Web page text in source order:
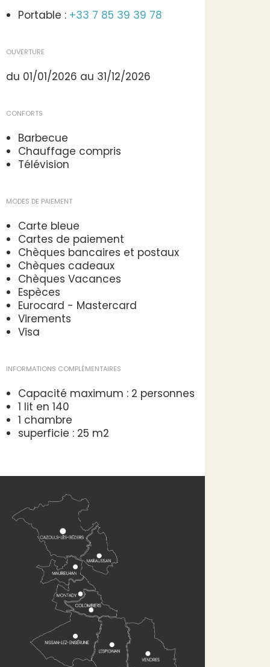
Portable : +33 7 85 39 39 78
OUVERTURE
du 01/01/2026 au 31/12/2026
CONFORTS
Barbecue
Chauffage compris
Télévision
MODES DE PAIEMENT
Carte bleue
Cartes de paiement
Chèques bancaires et postaux
Chèques cadeaux
Chèques Vacances
Espèces
Eurocard - Mastercard
Virements
Visa
INFORMATIONS COMPLÉMENTAIRES
Capacité maximum : 2 personnes
1 lit en 140
1 chambre
superficie : 25 m2